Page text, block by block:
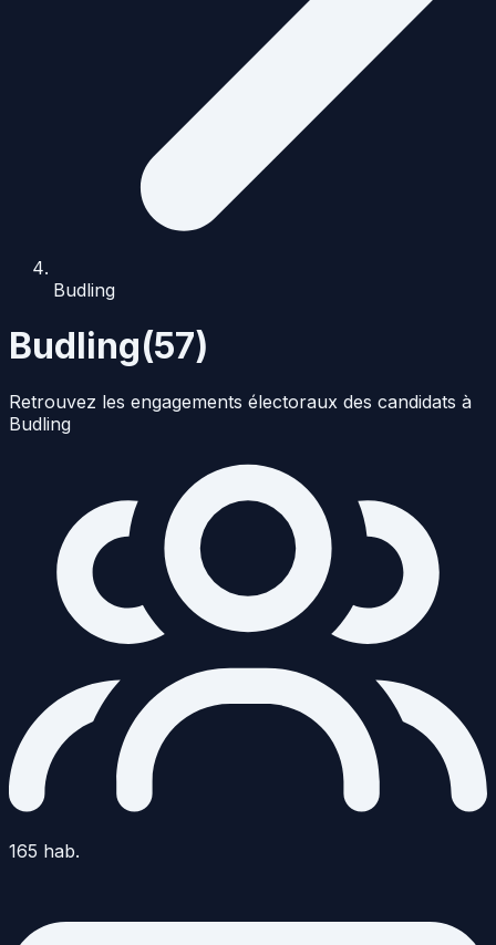
Budling
Budling(57)
Retrouvez les engagements électoraux des candidats à
Budling
165 hab.